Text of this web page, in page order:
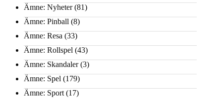
Ämne: Nyheter(81)
Ämne: Pinball (8)
Ämne: Resa (33)
Ämne: Rollspel (43)
Ämne: Skandaler(3)
Ämne: Spel (179)
Ämne: Sport (17)